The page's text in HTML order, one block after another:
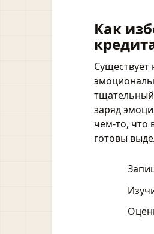
Как
Существует
заряд
чем-то, что
готовы